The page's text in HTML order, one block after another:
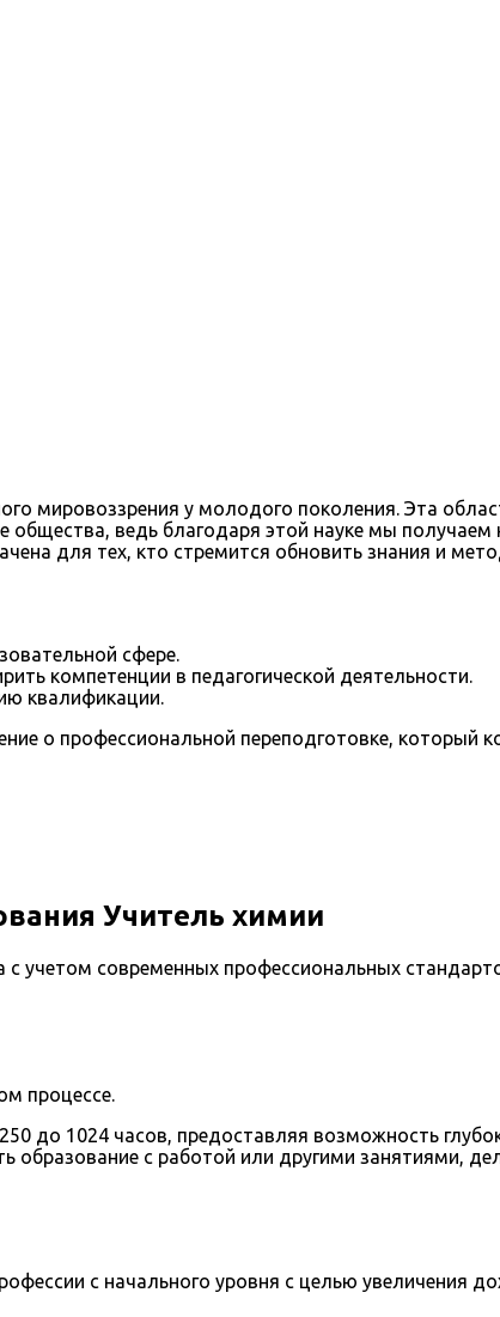
мировоззрения у молодого поколения. Эта
общества, ведь благодаря этой науке мы
для тех, кто стремится обновить знания и
сфере.
компетенции в педагогической деятельности.
квалификации.
о профессиональной переподготовке, который
Учитель химии
учетом современных профессиональных
процессе.
до 1024 часов, предоставляя возможность
с работой или другими занятиями,
с начального уровня с целью увеличения